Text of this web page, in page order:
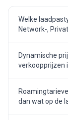
Welke
Network-,
Dynamische
verkoopprijzen
dan wat op de